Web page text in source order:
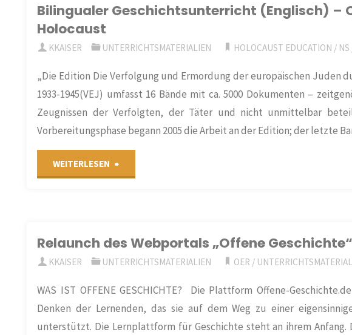
„Quellen
zur
Geschichte
der
Menschenrechte“"
Bilingualer Geschichtsunterricht (Englisch) –
Holocaust
KKAISER UNTERRICHTSMATERIALIEN HOLOCAUST EDUCATION / NS
„Die Edition Die Verfolgung und Ermordung der europäischen Juden
1933-1945(VEJ) umfasst 16 Bände mit ca. 5000 Dokumenten –
Zeugnissen der Verfolgten, der Täter und nicht unmittelbar
Vorbereitungsphase begann 2005 die Arbeit an der Edition; der letzte
WEITERLESEN
–
zum
Relaunch des Webportals „Offene
KKAISER UNTERRICHTSMATERIALIEN OER /
WAS IST OFFENE GESCHICHTE? Die Plattform Offene-
Denken der Lernenden, das sie auf dem Weg zu einer
unterstützt. Die Lernplattform für Geschichte steht an ihrem Anfang.